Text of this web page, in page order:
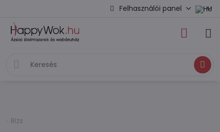
Felhasználói panel
Keresés
Rizs